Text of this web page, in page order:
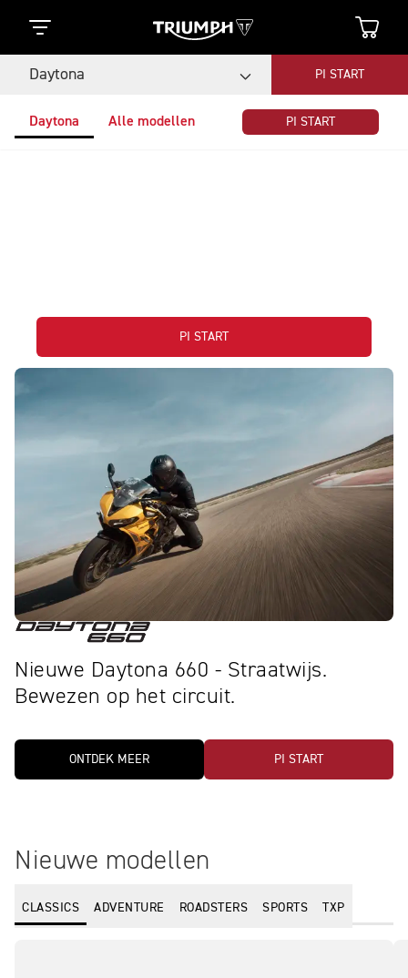
Daytona PI START
Daytona Alle modellen PI START
voor Triumph.
PI START
Nieuwe Daytona 660 - Straatwijs.
Bewezen op het circuit.
ONTDEK MEER PI START
Nieuwe modellen
CLASSICS ADVENTURE ROADSTERS SPORTS TXP